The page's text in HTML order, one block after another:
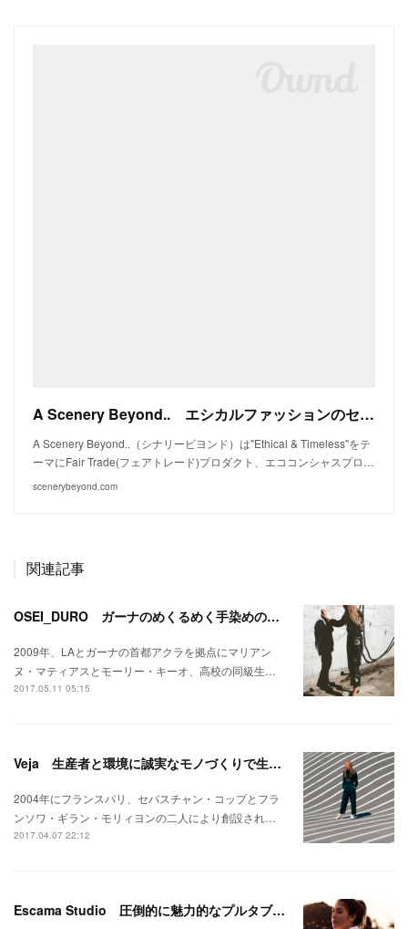
A Scenery Beyond.. エシカルファッションのセレクトショップ
A Scenery Beyond..（シナリービヨンド）は"Ethical & Timeless"をテ
ーマにFair Trade(フェアトレード)プロダクト、エココンシャスプロ…
scenerybeyond.com
関連記事
OSEI_DURO ガーナのめくるめく手染めの芸術
2009年、LAとガーナの首都アクラを拠点にマリアン
ヌ・マティアスとモーリー・キーオ、高校の同級生…
2017.05.11 05:15
Veja 生産者と環境に誠実なモノづくりで生まれた大人のスニーカー
2004年にフランスパリ、セバスチャン・コップとフラ
ンソワ・ギラン・モリィヨンの二人により創設され…
2017.04.07 22:12
Escama Studio 圧倒的に魅力的なプルタブバッグ